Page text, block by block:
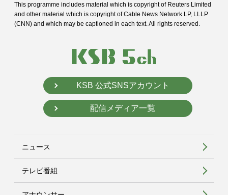
This programme includes material which is copyright of Reuters Limited
and other material which is copyright of Cable News Network LP, LLLP
(CNN) and which may be captioned in each text. All rights reserved.
KSB 公式SNSアカウント
配信メディア一覧
ニュース
テレビ番組